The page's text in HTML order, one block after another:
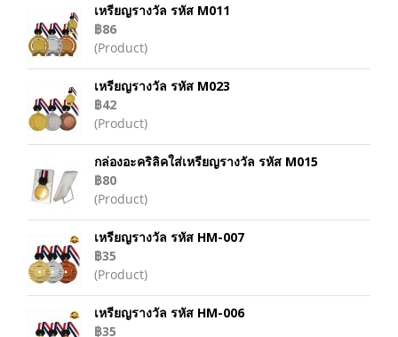
เหรียญรางวัล รหัส M011
฿86
(Product)
เหรียญรางวัล รหัส M023
฿42
(Product)
กล่องอะคริลิคใส่เหรียญรางวัล รหัส M015
฿80
(Product)
เหรียญรางวัล รหัส HM-007
฿35
(Product)
เหรียญรางวัล รหัส HM-006
฿35